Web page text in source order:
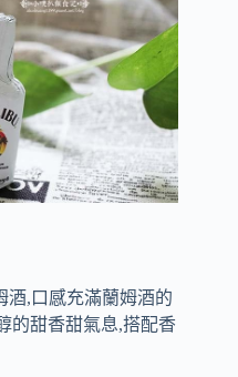
酒,口感充滿蘭姆酒的
的甜香甜氣息,搭配香